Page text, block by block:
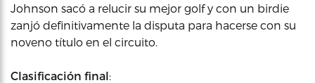
Johnson sacó a relucir su mejor golf y con un birdie
zanjó definitivamente la disputa para hacerse con su
noveno título en el circuito.
Clasificación final: